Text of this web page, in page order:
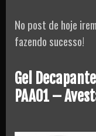
No post de hoje
fazendo sucesso!
Gel
PAA01 –